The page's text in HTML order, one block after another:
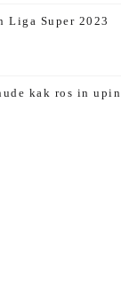
Liga Super 2023
kak ros in upin
By Emas Putih